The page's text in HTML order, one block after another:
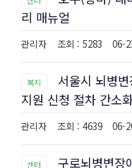
리 매뉴얼
관리자 조회 : 5283 06-
복지
서울시 뇌병
지원 신청 절차 간소
관리자 조회 : 4639 06-
센터
구로뇌병변장